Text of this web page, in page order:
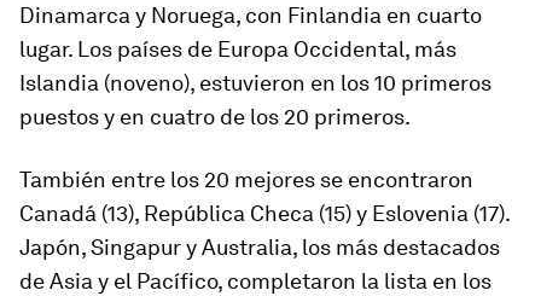
Dinamarca y Noruega, con Finlandia en cuarto
lugar. Los países de Europa Occidental, más
Islandia (noveno), estuvieron en los 10 primeros
puestos y en cuatro de los 20 primeros.
También entre los 20 mejores se encontraron
Canadá (13), República Checa (15) y Eslovenia (17).
Japón, Singapur y Australia, los más destacados
de Asia y el Pacífico, completaron la lista en los